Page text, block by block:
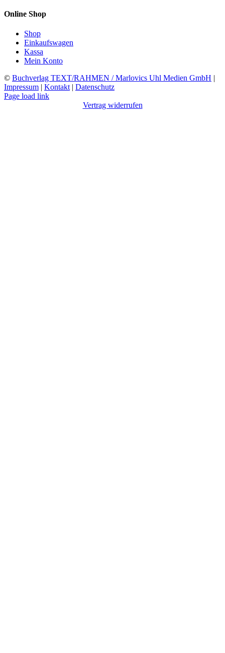
Online Shop
Shop
Einkaufswagen
Kassa
Mein Konto
© Buchverlag TEXT/RAHMEN / Marlovics Uhl Medien GmbH |
Impressum | Kontakt | Datenschutz
Facebook
Instagram
YouTube
X
LinkedIn
SoundCloud
Page load link
Vertrag widerrufen